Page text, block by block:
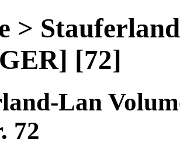
>
[72]
Lan
72